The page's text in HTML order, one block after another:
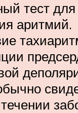
тест для
аритмий.